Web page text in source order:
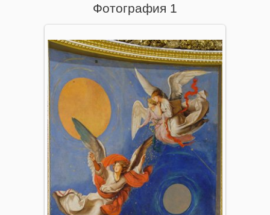
Фотография 1